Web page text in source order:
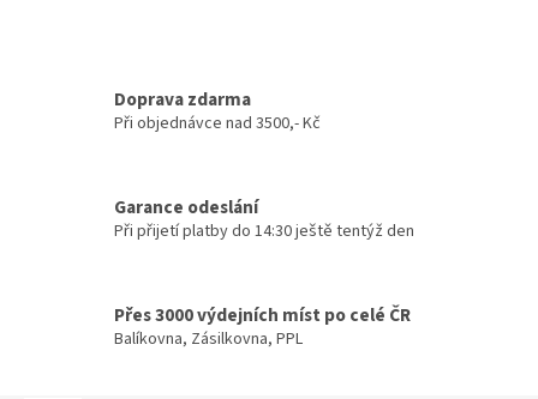
Doprava zdarma
Při objednávce nad 3500,- Kč
Garance odeslání
Při přijetí platby do 14:30 ještě tentýž den
Přes 3000 výdejních míst po celé ČR
Balíkovna, Zásilkovna, PPL